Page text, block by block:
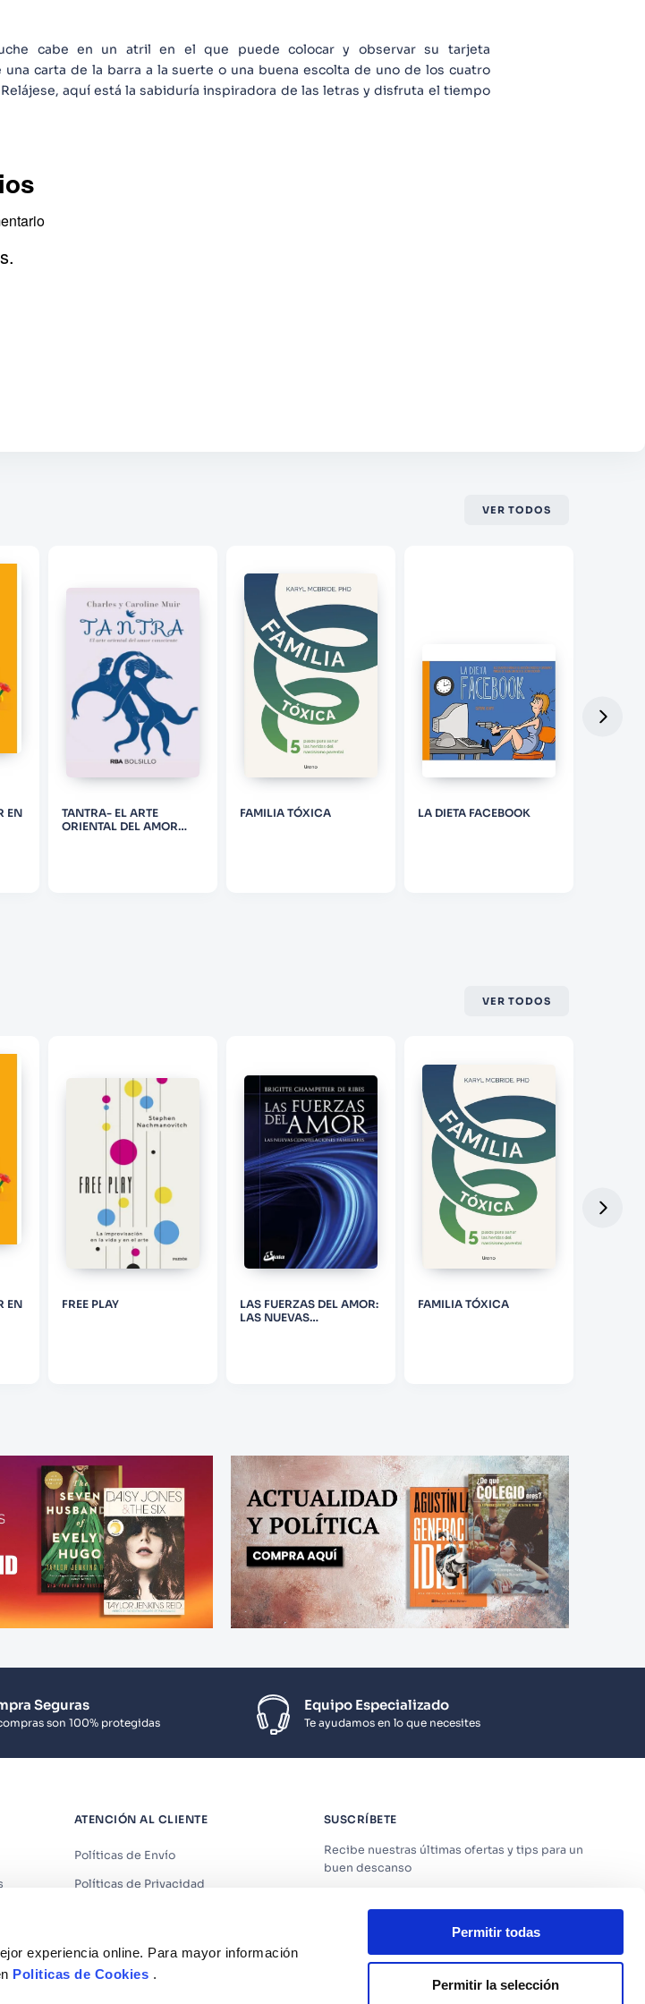
experiencia online. Para mayor información
Politicas de Cookies .
Permitir todas
Permitir la selección
cabe en un atril en el que puede colocar y observar su tarjeta
una carta de la barra a la suerte o una buena escolta de uno de los cuatro
aquí está la sabiduría inspiradora de las letras y disfruta el tiempo
VER TODOS
EN
TANTRA- EL ARTE
ORIENTAL DEL AMOR
FAMILIA TÓXICA LA DIETA FACEBOOK
VER TODOS
EN
FREE PLAY
LAS FUERZAS DEL AMOR:
LAS NUEVAS
FAMILIA TÓXICA
Seguras
son 100% protegidas
Equipo Especializado
Te ayudamos en lo que necesites
ATENCIÓN AL CLIENTE
Políticas de Envío
Políticas de Privacidad
Términos y Condiciones
SUSCRÍBETE
Recibe nuestras últimas ofertas y tips para un
buen descanso
Acepto losTérminos y CondicionesyPolítica